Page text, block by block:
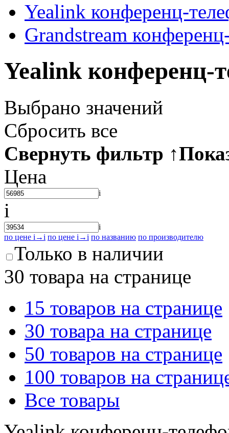
Yealink конференц-
Grandstream
Yealink конференц-
Выбрано значений
Сбросить все
Свернуть фильтр ↑
Цена
i
i
i
по цене i →i по цене i →i по названию по производителю
Только в наличии
30 товара на странице
15 товаров на странице
30 товара на странице
50 товаров на странице
100 товаров на
Все товары